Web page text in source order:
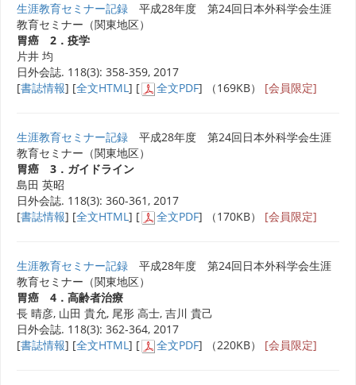
生涯教育セミナー記録 平成28年度 第24回日本外科学会生涯
教育セミナー（関東地区）
胃癌 2．疫学
片井 均
日外会誌. 118(3): 358-359, 2017
[書誌情報] [全文HTML] [ 全文PDF] （169KB） [会員限定]
生涯教育セミナー記録 平成28年度 第24回日本外科学会生涯
教育セミナー（関東地区）
胃癌 3．ガイドライン
島田 英昭
日外会誌. 118(3): 360-361, 2017
[書誌情報] [全文HTML] [ 全文PDF] （170KB） [会員限定]
生涯教育セミナー記録 平成28年度 第24回日本外科学会生涯
教育セミナー（関東地区）
胃癌 4．高齢者治療
長 晴彦, 山田 貴允, 尾形 高士, 吉川 貴己
日外会誌. 118(3): 362-364, 2017
[書誌情報] [全文HTML ] [ 全文PDF] （220KB） [会員限定]